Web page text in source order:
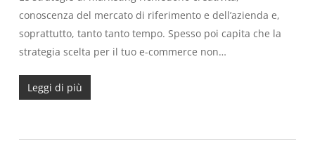
conoscenza del mercato di riferimento e dell’azienda e,
soprattutto, tanto tanto tempo. Spesso poi capita che la
strategia scelta per il tuo e-commerce non…
Leggi di più